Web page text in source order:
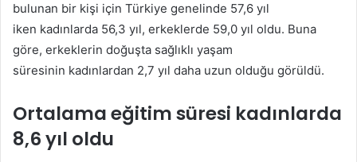
bulunan bir kişi için Türkiye genelinde 57,6 yıl
iken kadınlarda 56,3 yıl, erkeklerde 59,0 yıl oldu. Buna
göre, erkeklerin doğuşta sağlıklı yaşam
süresinin kadınlardan 2,7 yıl daha uzun olduğu görüldü.
Ortalama eğitim süresi kadınlarda
8,6 yıl oldu